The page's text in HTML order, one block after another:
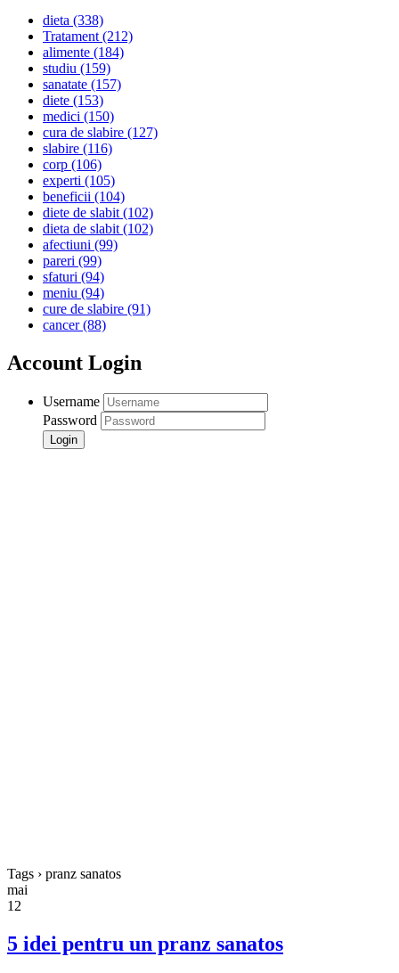
dieta (338)
Tratament(212)
alimente (184)
studiu (159)
sanatate (157)
diete (153)
medici (150)
cura de slabire (127)
slabire (116)
corp (106)
experti (105)
beneficii (104)
diete de slabit(102)
dieta de slabit(102)
afectiuni (99)
pareri (99)
sfaturi (94)
meniu (94)
cure de slabire (91)
cancer(88)
Account Login
Username
Password
Tags › pranz sanatos
mai
12
5 idei pentru un pranz sanatos